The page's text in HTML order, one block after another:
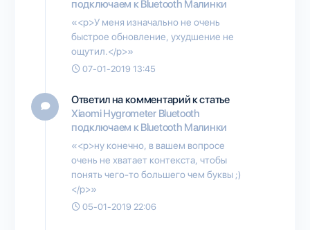
подключаем к Bluetooth Малинки
«<p>У меня изначально не очень
быстрое обновление, ухудшение не
ощутил.</p>»
07-01-2019 13:45
Ответил на комментарий к статье
Xiaomi Hygrometer Bluetooth
подключаем к Bluetooth Малинки
«<p>ну конечно, в вашем вопросе
очень не хватает контекста, чтобы
понять чего-то большего чем буквы ;)
</p>»
05-01-2019 22:06